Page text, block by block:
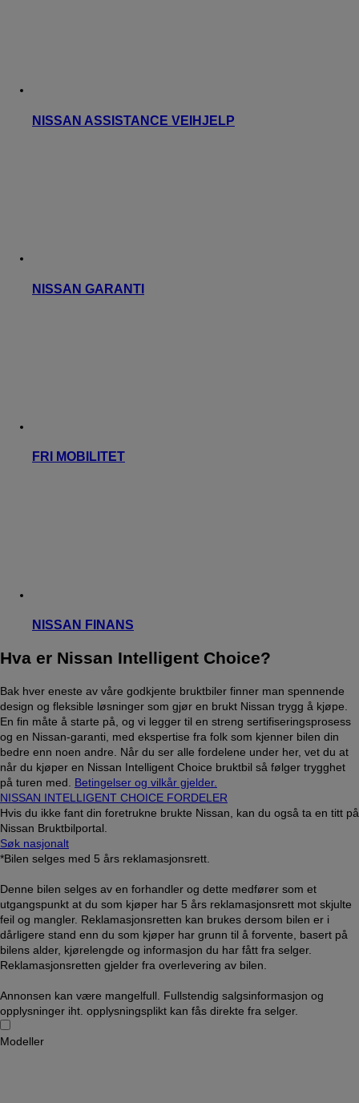
NISSAN ASSISTANCE VEIHJELP
NISSAN GARANTI
FRI MOBILITET
NISSAN FINANS
Hva er Nissan Intelligent Choice?
Bak hver eneste av våre godkjente bruktbiler finner man spennende
design og fleksible løsninger som gjør en brukt Nissan trygg å kjøpe.
En fin måte å starte på, og vi legger til en streng sertifiseringsprosess
og en Nissan-garanti, med ekspertise fra folk som kjenner bilen din
bedre enn noen andre. Når du ser alle fordelene under her, vet du at
når du kjøper en Nissan Intelligent Choice bruktbil så følger trygghet
på turen med. Betingelser og vilkår gjelder.
NISSAN INTELLIGENT CHOICE FORDELER
Hvis du ikke fant din foretrukne brukte Nissan, kan du også ta en titt på
Nissan Bruktbilportal.
Søk nasjonalt
*Bilen selges med 5 års reklamasjonsrett.
Denne bilen selges av en forhandler og dette medfører som et
utgangspunkt at du som kjøper har 5 års reklamasjonsrett mot skjulte
feil og mangler. Reklamasjonsretten kan brukes dersom bilen er i
dårligere stand enn du som kjøper har grunn til å forvente, basert på
bilens alder, kjørelengde og informasjon du har fått fra selger.
Reklamasjonsretten gjelder fra overlevering av bilen.
Annonsen kan være mangelfull. Fullstendig salgsinformasjon og
opplysninger iht. opplysningsplikt kan fås direkte fra selger.
Modeller